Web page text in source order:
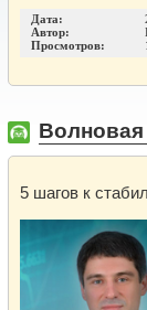
Дата:
Автор:
Просмотров:
Волновая
5 шагов к